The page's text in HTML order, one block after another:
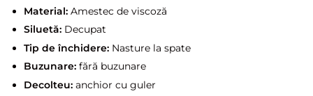
Material:Amestec de viscoză
Siluetă:Decupat
Tip de închidere:Nasture la spate
Buzunare:fără buzunare
Decolteu:anchior cu guler